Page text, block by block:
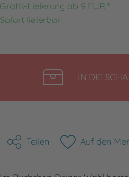
Gratis-Lieferung ab 9 EUR *
Sofort lieferbar
IN DIE
Teilen Auf den